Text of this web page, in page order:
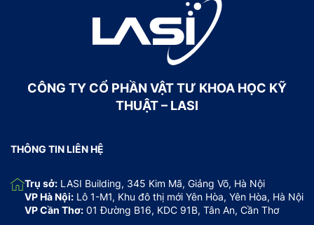
CÔNG TY CỔ PHẦN VẬT TƯ KHOA HỌC KỸ
THUẬT – LASI
THÔNG TIN LIÊN HỆ
Trụ sở: LASI Building, 345 Kim Mã, Giảng Võ, Hà Nội
VP Hà Nội: Lô 1-M1, Khu đô thị mới Yên Hòa, Yên Hòa, Hà Nội
VP Cần Thơ: 01 Đường B16, KDC 91B, Tân An, Cần Thơ